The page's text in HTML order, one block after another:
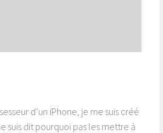
d’un iPhone, je me suis créé
suis dit pourquoi pas les mettre à